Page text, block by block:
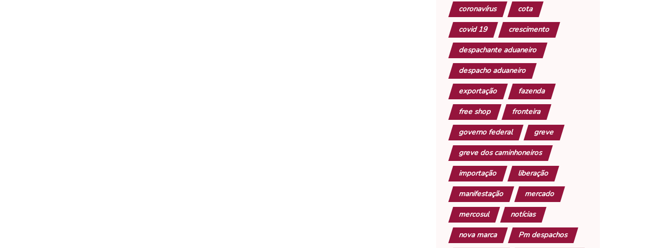
coronavírus cota
covid 19 crescimento
despachante aduaneiro
despacho aduaneiro
exportação fazenda
free shop fronteira
governo federal greve
greve dos caminhoneiros
importação liberação
manifestação mercado
mercosul notícias
nova marca Pm despachos